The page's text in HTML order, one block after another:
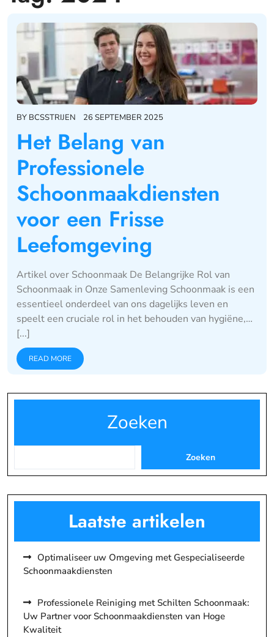
BY BCSSTRIJEN 26 SEPTEMBER 2025
Het Belang van
Professionele
Schoonmaakdiensten
voor een Frisse
Leefomgeving
Artikel over Schoonmaak De Belangrijke Rol van
Schoonmaak in Onze Samenleving Schoonmaak is een
essentieel onderdeel van ons dagelijks leven en
speelt een cruciale rol in het behouden van hygiëne,…
[...]
READ MORE
Zoeken
Zoeken
Laatste artikelen
Optimaliseer uw Omgeving met Gespecialiseerde
Schoonmaakdiensten
Professionele Reiniging met Schilten Schoonmaak:
Uw Partner voor Schoonmaakdiensten van Hoge
Kwaliteit